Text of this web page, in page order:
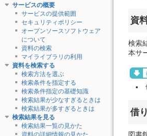
サービスの概要
サービスの提供範囲
セキュリティポリシー
オープンソースソフトウェア
について
資料の検索
マイライブラリの利用
資料を検索する
検索方法を選ぶ
検索条件を指定する
検索条件指定の基礎知識
検索結果が少なすぎるときは
検索結果が多すぎるときは
検索結果を見る
検索結果一覧の見かた
資料の詳細情報の見かた
資
検索
本サ
借